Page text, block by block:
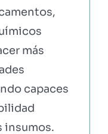
más
capaces
insumos.